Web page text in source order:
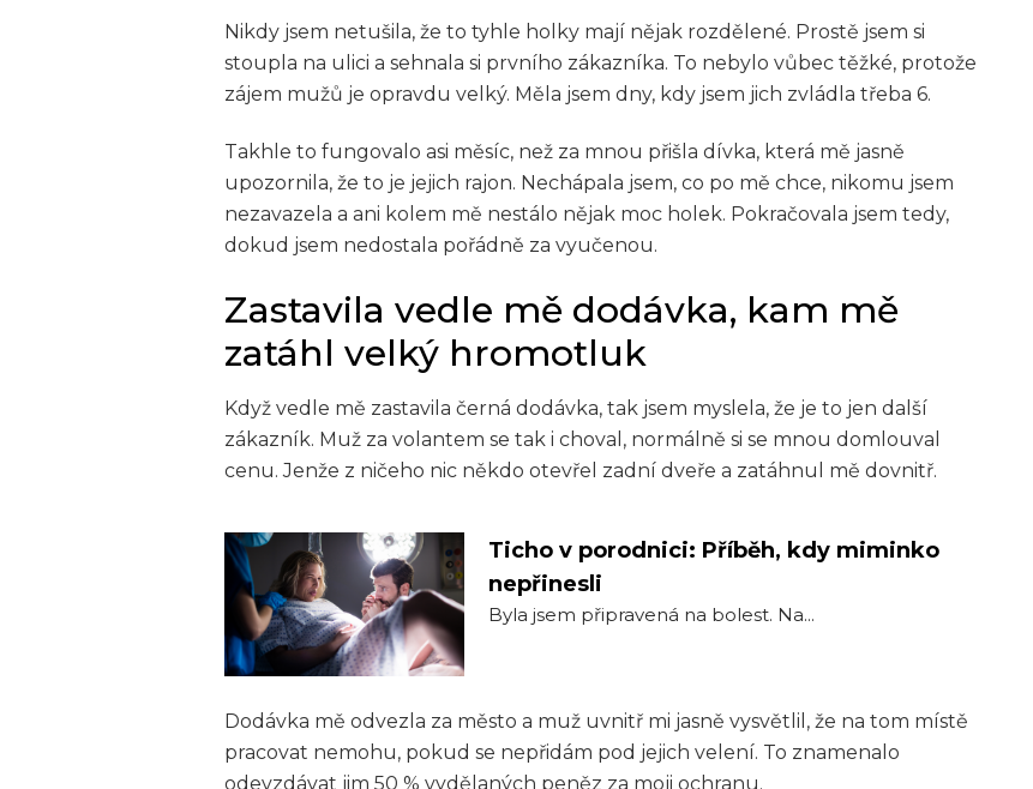
Nikdy jsem netušila, že to tyhle holky mají nějak rozdělené. Prostě jsem si
stoupla na ulici a sehnala si prvního zákazníka. To nebylo vůbec těžké, protože
zájem mužů je opravdu velký. Měla jsem dny, kdy jsem jich zvládla třeba 6.
Takhle to fungovalo asi měsíc, než za mnou přišla dívka, která mě jasně
upozornila, že to je jejich rajon. Nechápala jsem, co po mě chce, nikomu jsem
nezavazela a ani kolem mě nestálo nějak moc holek. Pokračovala jsem tedy,
dokud jsem nedostala pořádně za vyučenou.
Zastavila vedle mě dodávka, kam mě
zatáhl velký hromotluk
Když vedle mě zastavila černá dodávka, tak jsem myslela, že je to jen další
zákazník. Muž za volantem se tak i choval, normálně si se mnou domlouval
cenu. Jenže z ničeho nic někdo otevřel zadní dveře a zatáhnul mě dovnitř.
Ticho v porodnici: Příběh, kdy miminko
nepřinesli
Byla jsem připravená na bolest. Na...
Dodávka mě odvezla za město a muž uvnitř mi jasně vysvětlil, že na tom místě
pracovat nemohu, pokud se nepřidám pod jejich velení. To znamenalo
odevzdávat jim 50 % vydělaných peněz za moji ochranu.